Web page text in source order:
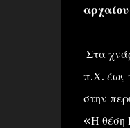
αρχαίου
Στα
π.Χ. έως
στην
«Η θέση